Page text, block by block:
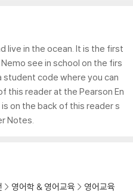
live in the ocean. It is the first
see in school on the firs
student code where you can
this reader at the Pearson En
on the back of this reader s
Notes.
영어학 & 영어교육
영어교육